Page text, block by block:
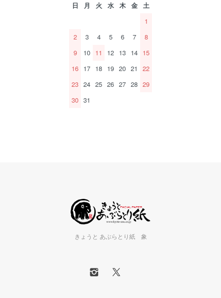
日 月 火 水 木 金
土
1
2
3 4 5 6 7
8
9
10 11 12 13 14 15
16 17 18 19 20 21
22
23 24 25 26 27 28 29
30 31
きょうと あぶらとり紙 象